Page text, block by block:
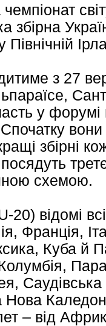
збірна
з 27
у форумі
збірні
схемою.
20) відомі
Франція,
Куба й
Саудівська
Нова
– від